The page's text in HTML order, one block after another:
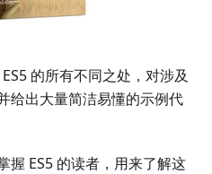
的所有不同之处，对涉及
给出大量简洁易懂的示例代
握 ES5 的读者，用来了解这